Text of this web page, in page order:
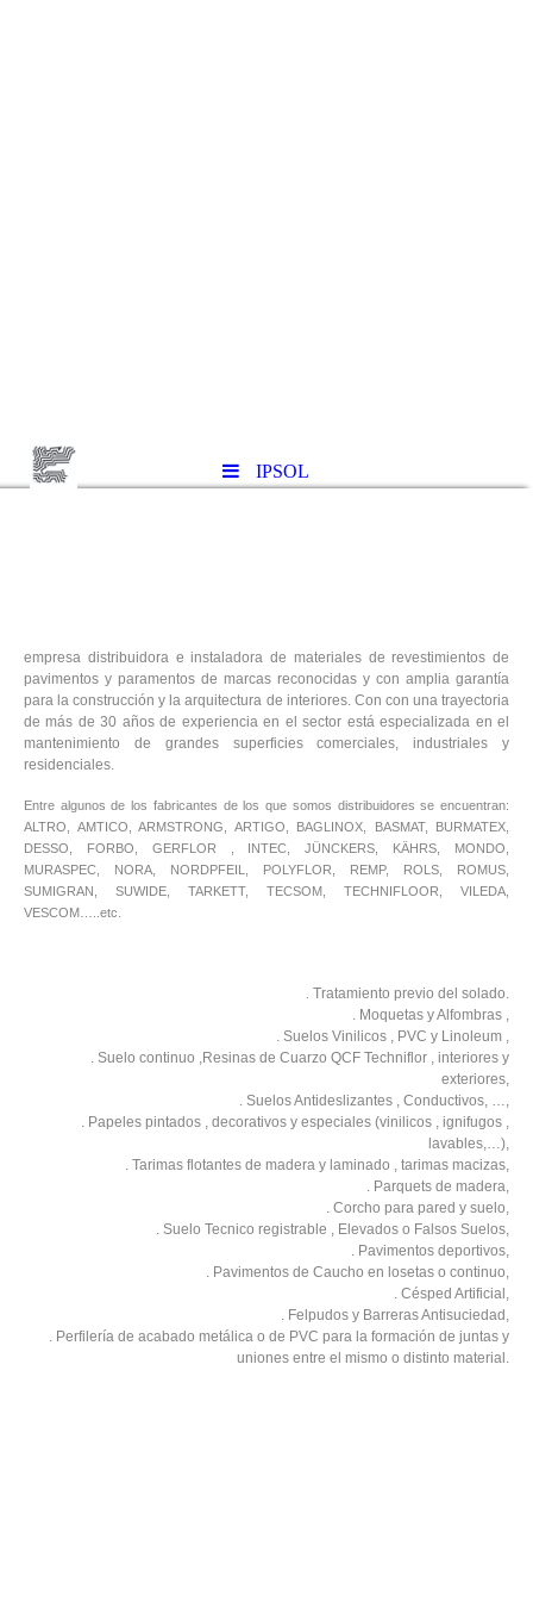
IPSOL
empresa distribuidora e instaladora de materiales de revestimientos de
pavimentos y paramentos de marcas reconocidas y con amplia garantía
para la construcción y la arquitectura de interiores. Con con una trayectoria
de más de 30 años de experiencia en el sector está especializada en el
mantenimiento de grandes superficies comerciales, industriales y
residenciales.
Entre algunos de los fabricantes de los que somos distribuidores se encuentran:
ALTRO, AMTICO, ARMSTRONG, ARTIGO, BAGLINOX, BASMAT, BURMATEX,
DESSO, FORBO, GERFLOR , INTEC, JÜNCKERS, KÄHRS, MONDO,
MURASPEC, NORA, NORDPFEIL, POLYFLOR, REMP, ROLS, ROMUS,
SUMIGRAN, SUWIDE, TARKETT, TECSOM, TECHNIFLOOR, VILEDA,
VESCOM…..etc.
Tratamiento previo del solado.
. Moquetas y Alfombras ,
. Suelos Vinilicos , PVC y Linoleum ,
. Suelo continuo ,Resinas de Cuarzo QCF Techniflor , interiores y
exteriores,
. Suelos Antideslizantes , Conductivos, …,
. Papeles pintados , decorativos y especiales (vinilicos , ignifugos ,
lavables,…),
. Tarimas flotantes de madera y laminado , tarimas macizas,
. Parquets de madera,
. Corcho para pared y suelo,
. Suelo Tecnico registrable , Elevados o Falsos Suelos,
. Pavimentos deportivos,
. Pavimentos de Caucho en losetas o continuo,
. Césped Artificial,
. Felpudos y Barreras Antisuciedad,
. Perfilería de acabado metálica o de PVC para la formación de juntas y
uniones entre el mismo o distinto material.